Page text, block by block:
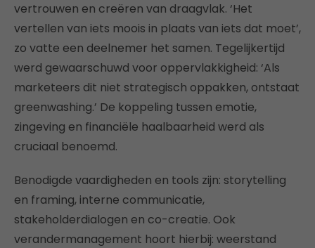
vertrouwen en creëren van draagvlak. ‘Het
vertellen van iets moois in plaats van iets dat moet’,
zo vatte een deelnemer het samen. Tegelijkertijd
werd gewaarschuwd voor oppervlakkigheid: ‘Als
marketeers dit niet strategisch oppakken, ontstaat
greenwashing.’ De koppeling tussen emotie,
zingeving en financiële haalbaarheid werd als
cruciaal benoemd.
Benodigde vaardigheden en tools zijn: storytelling
en framing, interne communicatie,
stakeholderdialogen en co-creatie. Ook
verandermanagement hoort hierbij: weerstand